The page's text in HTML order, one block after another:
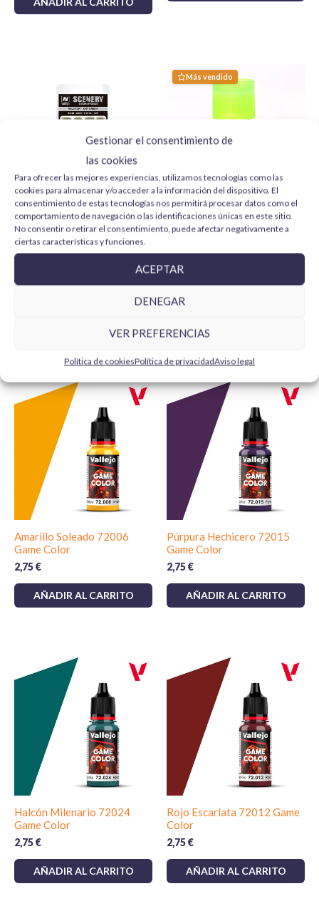
Gestionar el consentimiento de
las cookies
Para ofrecer las mejores experiencias, utilizamos tecnologías como las
cookies para almacenar y/o acceder a la información del dispositivo. El
consentimiento de estas tecnologías nos permitirá procesar datos como el
comportamiento de navegación o las identificaciones únicas en este sitio.
No consentir o retirar el consentimiento, puede afectar negativamente a
ciertas características y funciones.
ACEPTAR
DENEGAR
VER PREFERENCIAS
Política de cookiesPolítica de privacidadAviso legal
Plazos y envío: enviamos en las próximas
Para más información y otras localizaciones
politicas de envío.
Wild Tuft Dry Green SC401
Vallejo Scenery
4,99€
Más vendido
Tamiya Extra Thin Cement
Quick-Setting 87182 40 ml
Productos relacionados
Amarillo Soleado 72006
Game Color
2,75€
AÑADIR AL CARRITO
Púrpura Hechicero 72015
Game Color
2,75€
AÑADIR AL CARRITO
Halcón Milenario 72024
Game Color
2,75€
AÑADIR AL CARRITO
Rojo Escarlata 72012 Game
Color
2,75€
AÑADIR AL CARRITO